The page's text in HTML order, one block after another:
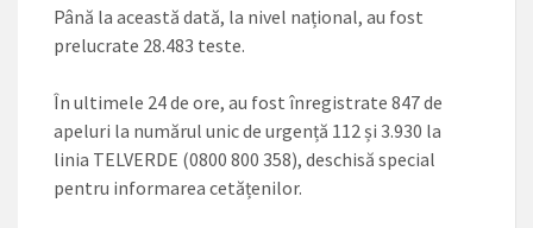
Până la această dată, la nivel național, au fost
prelucrate 28.483 teste.
În ultimele 24 de ore, au fost înregistrate 847 de
apeluri la numărul unic de urgență 112 și 3.930 la
linia TELVERDE (0800 800 358), deschisă special
pentru informarea cetățenilor.